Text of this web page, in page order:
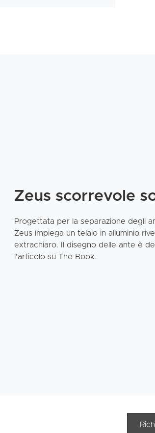
Zeus scorrevole
Progettata per la separazione degli
Zeus impiega un telaio in alluminio
extrachiaro. Il disegno delle ante è
l'articolo su The Book.